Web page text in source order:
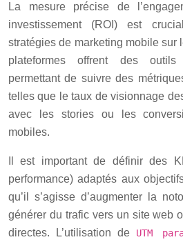
La mesure précise de
investissement (ROI) est
stratégies de marketing mobile sur
plateformes offrent des outils
permettant de suivre des
telles que le taux de visionnage
avec les stories ou les
mobiles.
Il est important de définir des
performance) adaptés aux
qu’il s’agisse d’augmenter la
générer du trafic vers un site web
directes. L’utilisation de UTM